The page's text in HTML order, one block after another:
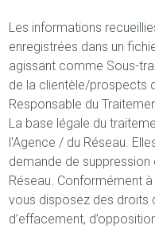
Les informations
enregistrées dans un
agissant comme Sous-
de la clientèle/prospects
Responsable du
La base légale du
l'Agence / du Réseau.
demande de
Réseau. Conformément
vous disposez des droits
d’effacement,